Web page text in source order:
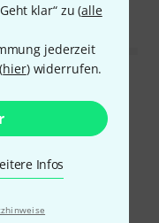
klar“ zu (alle
jederzeit
hier) widerrufen.
Infos